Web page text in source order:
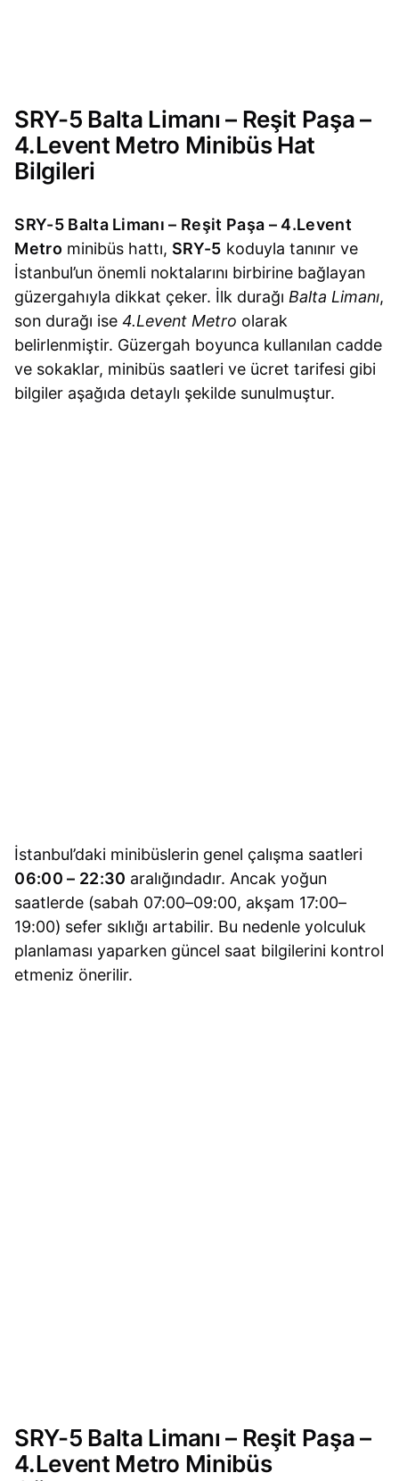
SRY-5 Balta Limanı – Reşit Paşa –
4.Levent Metro Minibüs Hat
Bilgileri
SRY-5 Balta Limanı – Reşit Paşa – 4.Levent
Metro minibüs hattı, SRY-5 koduyla tanınır ve
İstanbul’un önemli noktalarını birbirine bağlayan
güzergahıyla dikkat çeker. İlk durağı Balta Limanı,
son durağı ise4.Levent Metro olarak
belirlenmiştir. Güzergah boyunca kullanılan cadde
ve sokaklar, minibüs saatleri ve ücret tarifesi gibi
bilgiler aşağıda detaylı şekilde sunulmuştur.
İstanbul’daki minibüslerin genel çalışma saatleri
06:00 – 22:30 aralığındadır. Ancak yoğun
saatlerde (sabah 07:00–09:00, akşam 17:00–
19:00) sefer sıklığı artabilir. Bu nedenle yolculuk
planlaması yaparken güncel saat bilgilerini kontrol
etmeniz önerilir.
SRY-5 Balta Limanı – Reşit Paşa –
4.Levent Metro Minibüs